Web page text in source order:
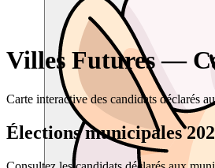
Villes Futures —
Carte interactive des candidats déclarés
Élections municipales